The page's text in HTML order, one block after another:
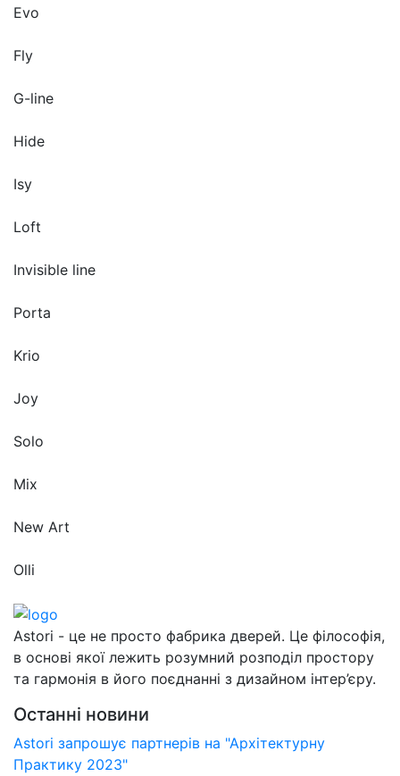
Evo
Fly
G-line
Hide
Isy
Loft
Invisible line
Porta
Krio
Joy
Solo
Mix
New Art
Olli
Astori - це не просто фабрика дверей. Це філософія,
в основі якої лежить розумний розподіл простору
та гармонія в його поєднанні з дизайном інтер’єру.
Останні новини
Astori запрошує партнерів на "Архітектурну
Практику 2023"